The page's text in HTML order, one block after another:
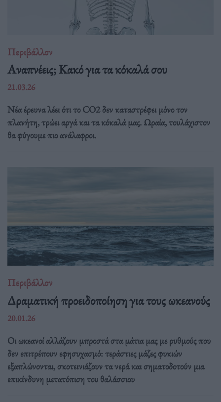
Περιβάλλον
Αναπνέεις; Κακό για τα κόκαλά σου
21.03.26
Νέα έρευνα λέει ότι το CO2 δεν καταστρέφει μόνο τον
πλανήτη, τρώει αργά και τα κόκαλά μας. Ωραία, τουλάχιστον
θα φύγουμε πιο ανάλαφροι.
Περιβάλλον
Δραματική προειδοποίηση για τους ωκεανούς
20.01.26
Οι ωκεανοί αλλάζουν μπροστά στα μάτια μας με ρυθμούς που
δεν επιτρέπουν εφησυχασμό: τεράστιες μάζες φυκιών
εξαπλώνονται, σκοτεινιάζουν τα νερά και σηματοδοτούν μια
επικίνδυνη μετατόπιση του θαλάσσιου